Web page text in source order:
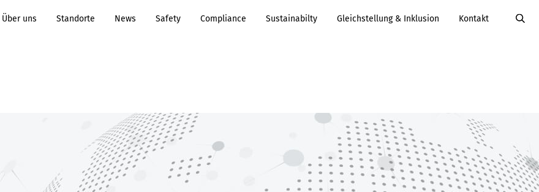
Über uns Standorte News Safety Compliance Sustainabilty Gleichstellung & Inklusion Kontakt